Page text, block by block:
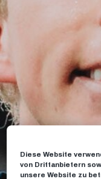
Diese Website
von Drittanbietern
unsere Website zu